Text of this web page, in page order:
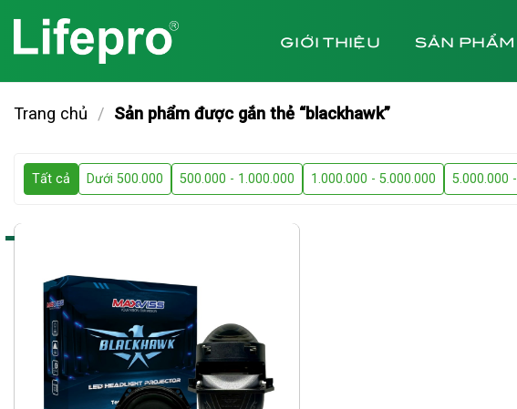
nội
dung
GIỚI THIỆU SẢN PHẨM
Trang chủ / Sản phẩm được gắn thẻ “blackhawk”
Tất cả Dưới 500.000 500.000 - 1.000.000 1.000.000 - 5.000.000 5.000.000